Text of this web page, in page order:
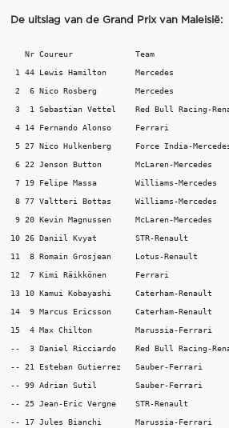
De uitslag van de Grand Prix van Maleisië:
Nr Coureur             Team
1 44 Lewis Hamilton      Mercedes
2  6 Nico Rosberg        Mercedes
3  1 Sebastian Vettel    Red Bull Racing-
4 14 Fernando Alonso     Ferrari
5 27 Nico Hulkenberg     Force India-
6 22 Jenson Button       McLaren-
7 19 Felipe Massa        Williams-
8 77 Valtteri Bottas     Williams-Mercedes
9 20 Kevin Magnussen     McLaren-
10 26 Daniil Kvyat        STR-Renault
11  8 Romain Grosjean     Lotus-Renault
12  7 Kimi Räikkönen      Ferrari
13 10 Kamui Kobayashi     Caterham-
14  9 Marcus Ericsson     Caterham-
15  4 Max Chilton         Marussia-Ferrari
--  3 Daniel Ricciardo    Red Bull Racing-
-- 21 Esteban Gutierrez   Sauber-Ferrari
-- 99 Adrian Sutil        Sauber-Ferrari
-- 25 Jean-Eric Vergne    STR-Renault
-- 17 Jules Bianchi       Marussia-Ferrari